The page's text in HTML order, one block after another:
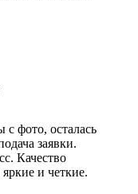
фото, осталась
заявки.
Качество
и четкие.